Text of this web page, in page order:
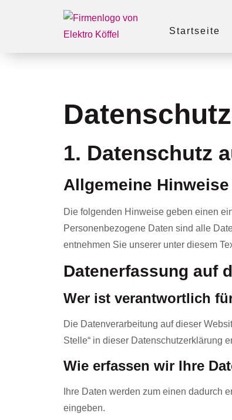
Startseite
1. Datenschutz
Allgemeine Hinweise
Die folgenden Hinweise geben einen
Personenbezogene Daten sind alle
entnehmen Sie unserer unter diesem
Datenerfassung auf
Wer ist verantwortlich
Die Datenverarbeitung auf dieser
Stelle“ in dieser Datenschutzerklärung
Wie erfassen wir Ihre
Ihre Daten werden zum einen dadurch
eingeben.